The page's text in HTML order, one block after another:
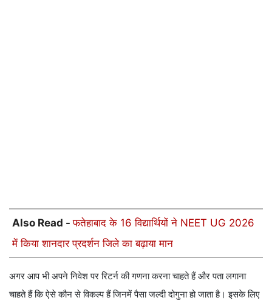
Also Read -फतेहाबाद के 16 विद्यार्थियों ने NEET UG 2026
में किया शानदार प्रदर्शन जिले का बढ़ाया मान
अगर आप भी अपने निवेश पर रिटर्न की गणना करना चाहते हैं और पता लगाना
चाहते हैं कि ऐसे कौन से विकल्प हैं जिनमें पैसा जल्दी दोगुना हो जाता है। इसके लिए